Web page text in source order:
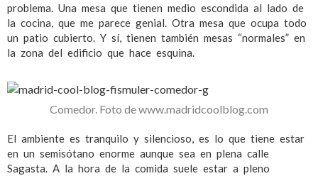
problema. Una mesa que tienen medio escondida al lado de
la cocina, que me parece genial. Otra mesa que ocupa todo
un patio cubierto. Y sí, tienen también mesas “normales” en
la zona del edificio que hace esquina.
Comedor. Foto de www.madridcoolblog.com
El ambiente es tranquilo y silencioso, es lo que tiene estar
en un semisótano enorme aunque sea en plena calle
Sagasta. A la hora de la comida suele estar a pleno